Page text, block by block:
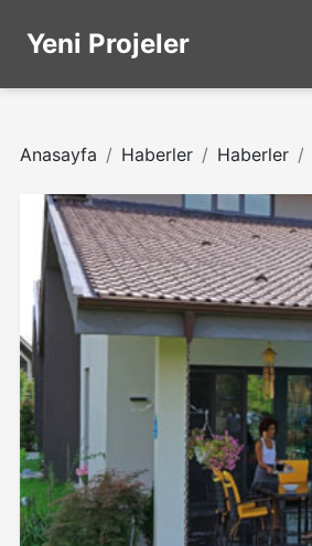
Yeni Projeler
Anasayfa Haberler Haberler